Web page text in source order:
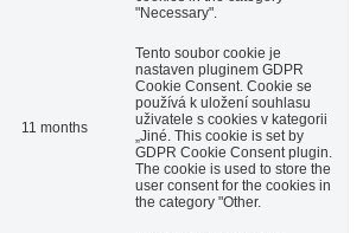
"Necessary".
11 months
Tento soubor cookie je
nastaven pluginem GDPR
Cookie Consent. Cookie se
používá k uložení souhlasu
uživatele s cookies v kategorii
„Jiné. This cookie is set by
GDPR Cookie Consent plugin.
The cookie is used to store the
user consent for the cookies in
the category "Other.